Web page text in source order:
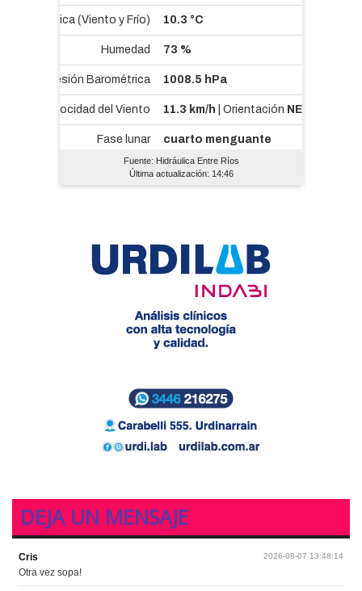
Fuente: Hidráulica Entre Ríos
Última actualización: 14:46
DEJA UN MENSAJE